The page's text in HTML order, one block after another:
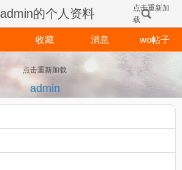
admin的个人资料
点击重新加
载
收藏 消息 wo帖子
点击重新加载
admin